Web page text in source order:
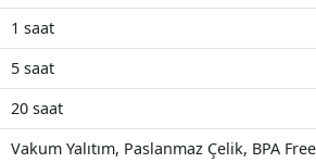
1 saat
5 saat
20 saat
Vakum Yalıtım, Paslanmaz Çelik, BPA